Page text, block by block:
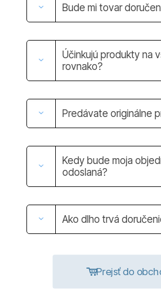
Bude mi tovar
Účinkujú produkty na
rovnako?
Predávate originálne
Kedy bude moja
odoslaná?
Ako dlho trvá
Prejsť do